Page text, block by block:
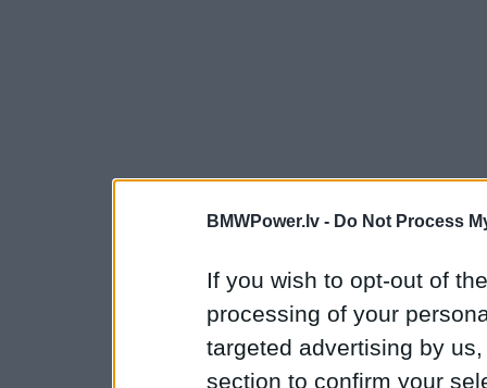
BMWPower.lv - Do Not Process
If you wish to opt-out of
processing of your
targeted advertising by
section to confirm your